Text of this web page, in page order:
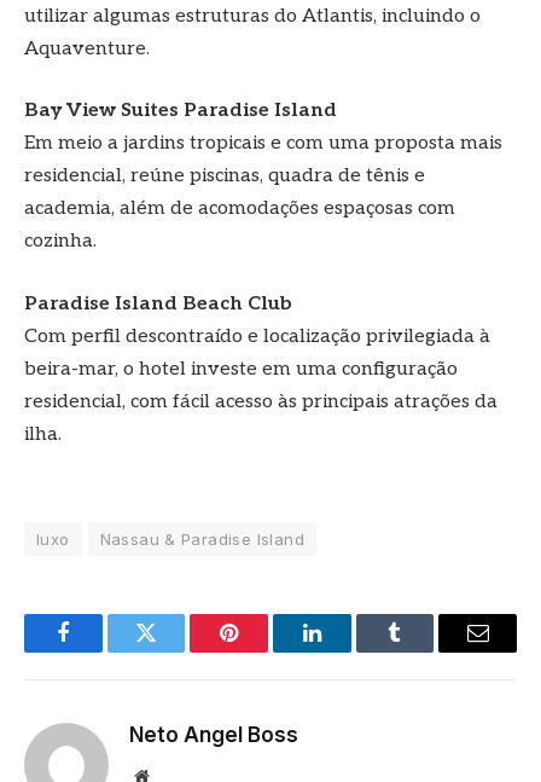
utilizar algumas estruturas do Atlantis, incluindo o
Aquaventure.
Bay View Suites Paradise Island
Em meio a jardins tropicais e com uma proposta mais
residencial, reúne piscinas, quadra de tênis e
academia, além de acomodações espaçosas com
cozinha.
Paradise Island Beach Club
Com perfil descontraído e localização privilegiada à
beira-mar, o hotel investe em uma configuração
residencial, com fácil acesso às principais atrações da
ilha.
luxo Nassau & Paradise Island
FacebookTwitter Pinterest LinkedInTumblr
E-
Neto Angel Boss
Site